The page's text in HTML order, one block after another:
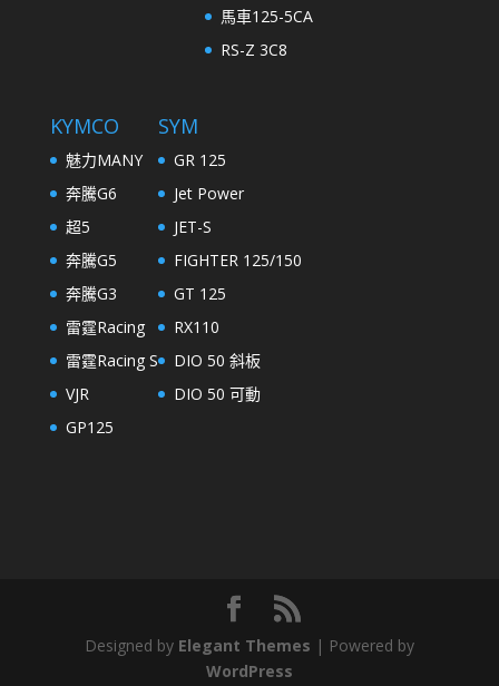
馬車125-5CA
RS-Z 3C8
KYMCO
魅力MANY
奔騰G6
超5
奔騰G5
奔騰G3
雷霆Racing
雷霆Racing S
VJR
GP125
SYM
GR 125
Jet Power
JET-S
FIGHTER 125/150
GT 125
RX110
DIO 50 斜板
DIO 50 可動
Designed by Elegant Themes | Powered by
WordPress